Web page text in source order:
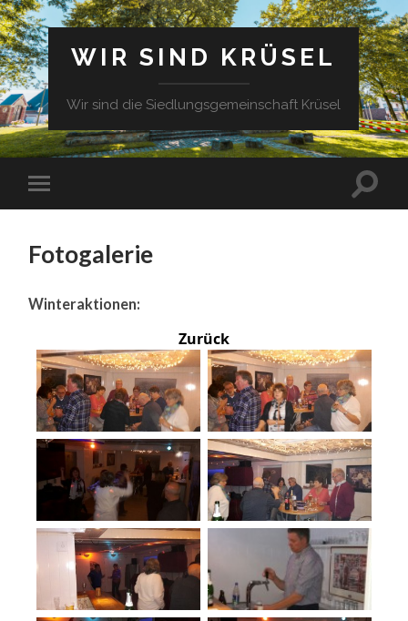
WIR SIND KRÜSEL
Wir sind die Siedlungsgemeinschaft Krüsel
Fotogalerie
Winteraktionen:
Zurück